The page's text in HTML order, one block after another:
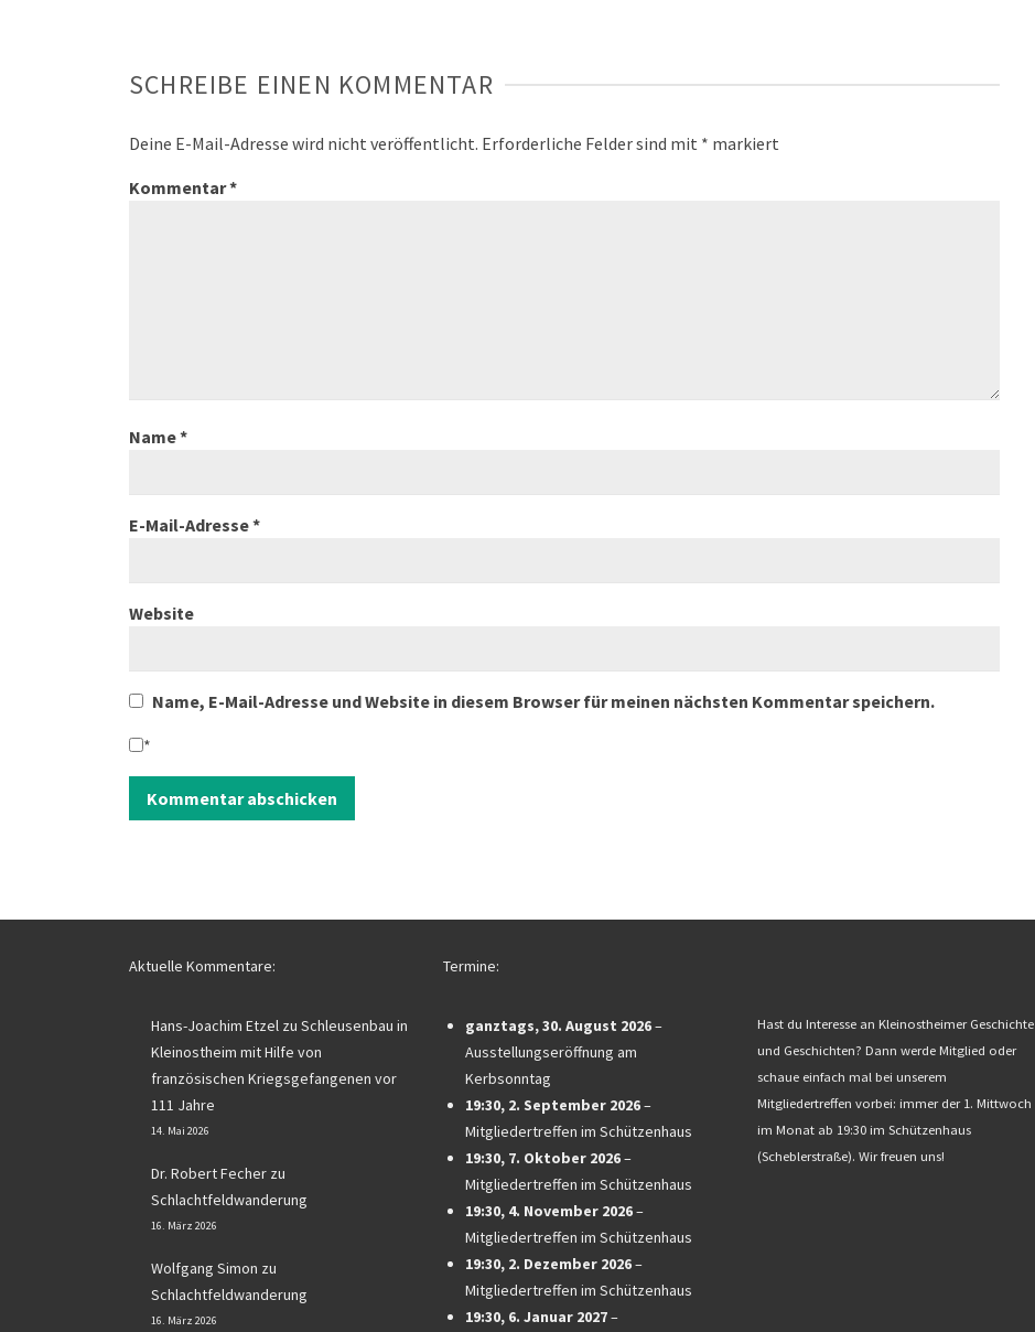
SCHREIBE EINEN KOMMENTAR
Deine E-Mail-Adresse wird nicht veröffentlicht. Erforderliche Felder sind mit * markiert
Kommentar*
Name*
E-Mail-Adresse*
Website
Name, E-Mail-Adresse und Website in diesem Browser für meinen nächsten Kommentar speichern.
*
Aktuelle Kommentare:
Hans-Joachim Etzel zu Schleusenbau in
Kleinostheim mit Hilfe von
französischen Kriegsgefangenen vor
111 Jahre
14. Mai 2026
Dr. Robert Fecher zu
Schlachtfeldwanderung
16. März 2026
Wolfgang Simon zu
Schlachtfeldwanderung
16. März 2026
Termine:
ganztags,30. August 2026–
Ausstellungseröffnung am
Kerbsonntag
19:30, 2. September 2026–
Mitgliedertreffen im Schützenhaus
19:30, 7. Oktober 2026–
Mitgliedertreffen im Schützenhaus
19:30, 4. November 2026–
Mitgliedertreffen im Schützenhaus
19:30, 2. Dezember 2026–
Mitgliedertreffen im Schützenhaus
19:30, 6. Januar 2027–
Hast du Interesse an Kleinostheimer Geschichte
und Geschichten? Dann werde Mitglied oder
schaue einfach mal bei unserem
Mitgliedertreffen vorbei: immer der 1. Mittwoch
im Monat ab 19:30 im Schützenhaus
(Scheblerstraße). Wir freuen uns!